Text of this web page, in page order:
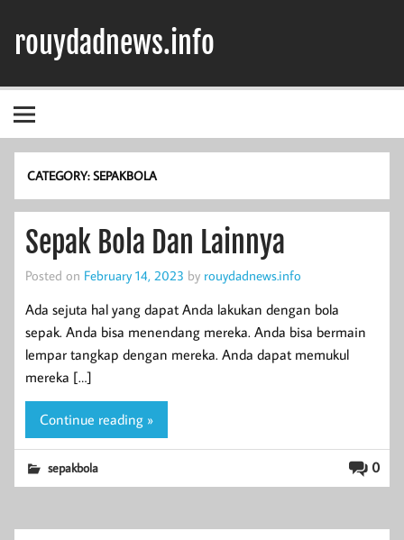
content
rouydadnews.info
CATEGORY:SEPAKBOLA
Sepak Bola Dan Lainnya
Posted on February 14, 2023 by rouydadnews.info
Ada sejuta hal yang dapat Anda lakukan dengan bola
sepak. Anda bisa menendang mereka. Anda bisa bermain
lempar tangkap dengan mereka. Anda dapat memukul
mereka […]
Continue reading »
0
sepakbola